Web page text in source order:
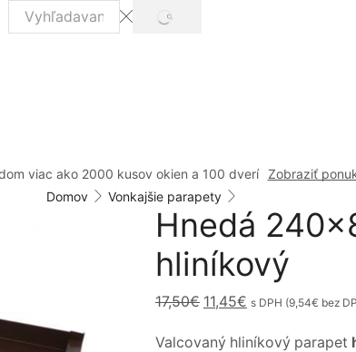
Search
VYHĽADÁVANIE
viac ako 2000 kusov okien a 100 dverí
Zobraziť
Domov
Vonkajšie parapety
Hnedá
hliníkový
17,50€ Pôvodná
bola:
11,45€ Aktuálna
je:
s DPH (9,54€ bez
Valcovaný hliníkový parapet